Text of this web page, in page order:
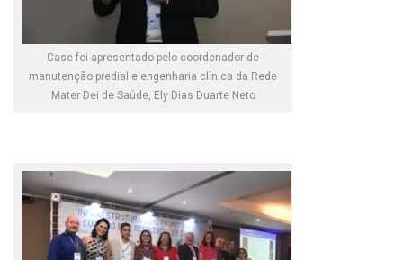
Case foi apresentado pelo coordenador de
manutenção predial e engenharia clínica da Rede
Mater Dei de Saúde, Ely Dias Duarte Neto